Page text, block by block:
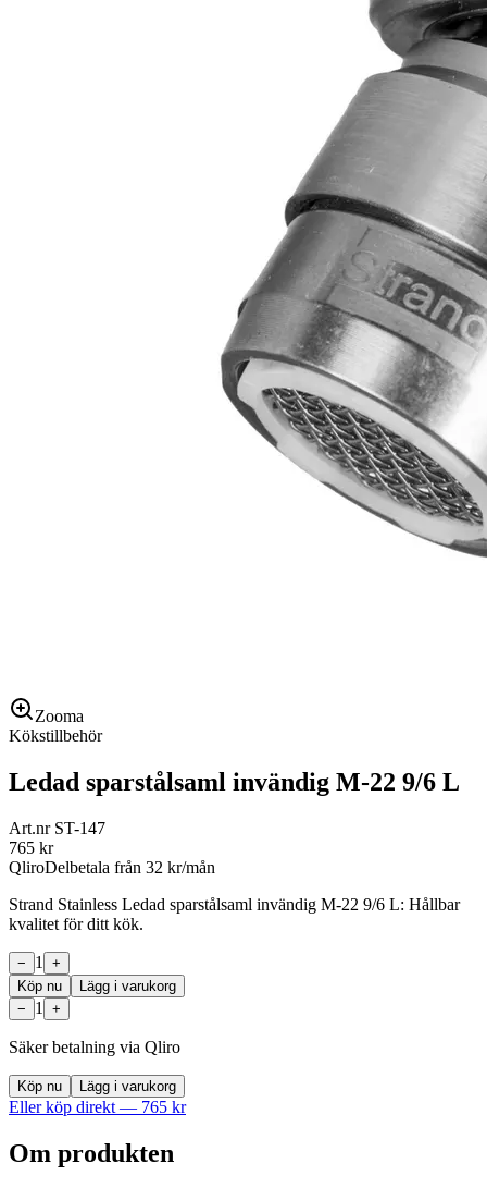
Zooma
Kökstillbehör
Ledad sparstålsaml invändig M-22 9/6 L
Art.nr ST-147
765 kr
QliroDelbetala från 32 kr/mån
Strand Stainless Ledad sparstålsaml invändig M-22 9/6 L: Hållbar
kvalitet för ditt kök.
− 1
+
Köp nu
Lägg i varukorg
−
1 +
Säker betalning via Qliro
Köp nu Lägg i varukorg
Eller köp direkt — 765 kr
Om produkten